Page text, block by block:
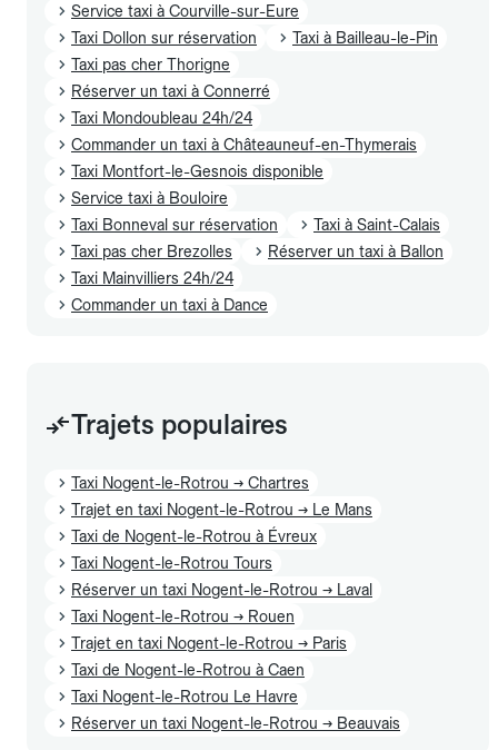
Service taxi à Courville-sur-Eure
Taxi Dollon sur réservation
Taxi à Bailleau-le-Pin
Taxi pas cher Thorigne
Réserver un taxi à Connerré
Taxi Mondoubleau 24h/24
Commander un taxi à Châteauneuf-en-Thymerais
Taxi Montfort-le-Gesnois disponible
Service taxi à Bouloire
Taxi Bonneval sur réservation
Taxi à Saint-Calais
Taxi pas cher Brezolles
Réserver un taxi à Ballon
Taxi Mainvilliers 24h/24
Commander un taxi à Dance
Trajets populaires
Taxi Nogent-le-Rotrou → Chartres
Trajet en taxi Nogent-le-Rotrou → Le Mans
Taxi de Nogent-le-Rotrou à Évreux
Taxi Nogent-le-Rotrou Tours
Réserver un taxi Nogent-le-Rotrou → Laval
Taxi Nogent-le-Rotrou → Rouen
Trajet en taxi Nogent-le-Rotrou → Paris
Taxi de Nogent-le-Rotrou à Caen
Taxi Nogent-le-Rotrou Le Havre
Réserver un taxi Nogent-le-Rotrou → Beauvais